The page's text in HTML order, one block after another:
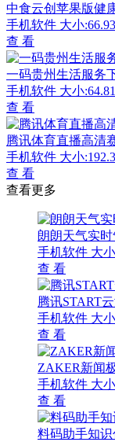
中食云创苹果版健
手机软件 大小
查 看
一码贵州生活服务
手机软件 大小
查 看
腾讯体育直播高清
手机软件 大小
查 看
查看更多
朗朗天气实
手机软件 大
查 看
腾讯START
手机软件 大
查 看
ZAKER新闻
手机软件 大
查 看
料码助手知识